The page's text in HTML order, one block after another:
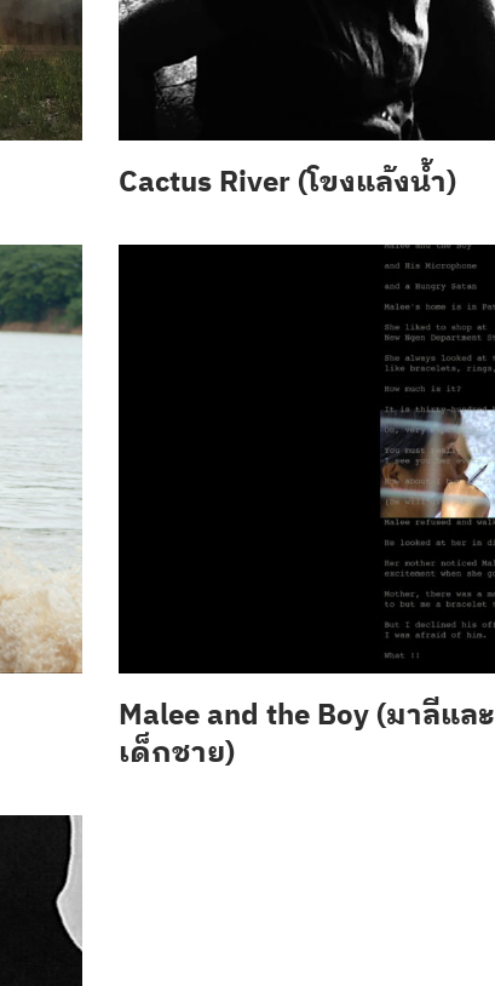
Cactus River (โขงแล้งน้ำ)
Malee and the Boy (มาลีและ
เด็กชาย)